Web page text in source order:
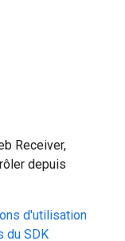
Receiver,
depuis
d'utilisation
du SDK